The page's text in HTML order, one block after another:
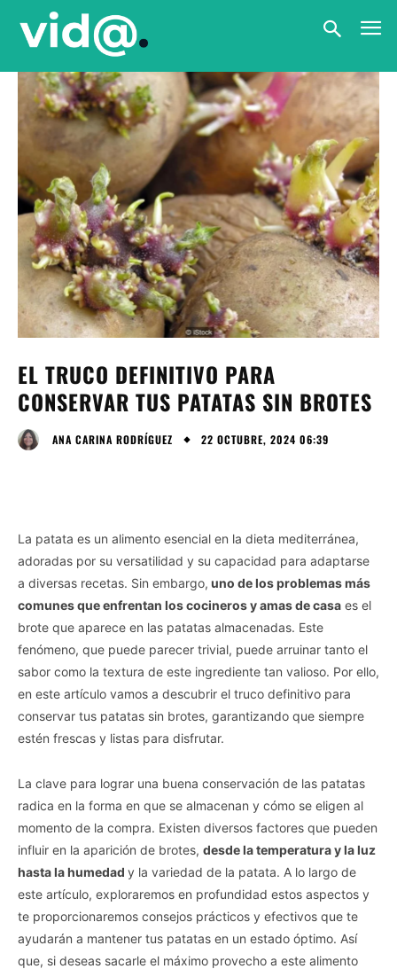
EL TRUCO DEFINITIVO PARA
CONSERVAR TUS PATATAS SIN BROTES
ANA CARINA RODRÍGUEZ 22 OCTUBRE, 2024 06:39
La patata es un alimento esencial en la dieta mediterránea,
adoradas por su versatilidad y su capacidad para adaptarse
a diversas recetas. Sin embargo, uno de los problemas más
comunes que enfrentan los cocineros y amas de casa es el
brote que aparece en las patatas almacenadas. Este
fenómeno, que puede parecer trivial, puede arruinar tanto el
sabor como la textura de este ingrediente tan valioso. Por ello,
en este artículo vamos a descubrir el truco definitivo para
conservar tus patatas sin brotes, garantizando que siempre
estén frescas y listas para disfrutar.
La clave para lograr una buena conservación de las patatas
radica en la forma en que se almacenan y cómo se eligen al
momento de la compra. Existen diversos factores que pueden
influir en la aparición de brotes, desde la temperatura y la luz
hasta la humedad y la variedad de la patata. A lo largo de
este artículo, exploraremos en profundidad estos aspectos y
te proporcionaremos consejos prácticos y efectivos que te
ayudarán a mantener tus patatas en un estado óptimo. Así
que, si deseas sacarle el máximo provecho a este alimento